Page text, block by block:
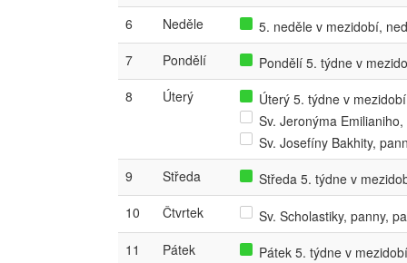
6
Neděle
5. neděle v mezidobí,
7
Pondělí
Pondělí 5. týdne v
8
Úterý
Úterý 5. týdne v
Sv. Jeronýma
Sv. Josefíny Bakhity,
9
Středa
Středa 5. týdne v
10
Čtvrtek
Sv. Scholastiky, panny,
11
Pátek
Pátek 5. týdne v